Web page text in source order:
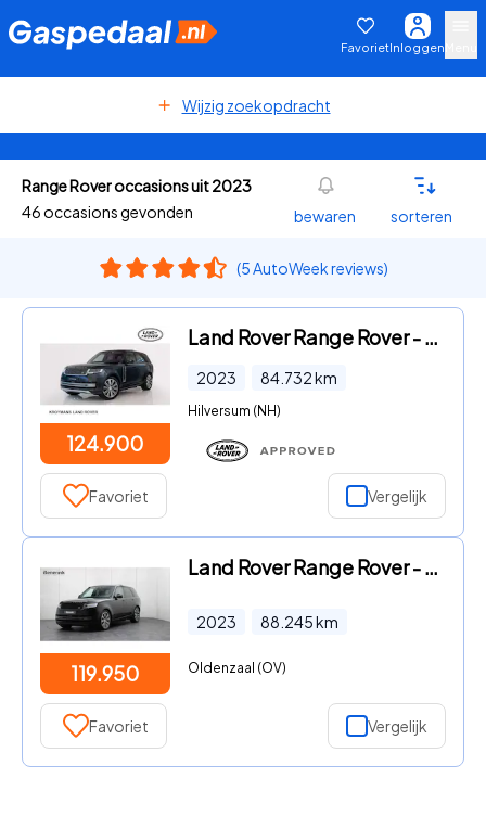
FavorietInloggen
Wijzig zoekopdracht
Range Rover occasions uit 2023
46 occasions gevonden
bewaren sorteren
(5 AutoWeek reviews)
124.900
Land Rover Range Rover - 3.0 P510e Autobiography PHEV | Massage | Trekhaak | 24 maand
2023 84.732km
Hilversum (NH)
Favoriet Vergelijk
119.950
Land Rover Range Rover - P510e HSE | Massage | Head-up | Meridian | Stoelventilatie |
2023 88.245km
Oldenzaal (OV)
Favoriet Vergelijk